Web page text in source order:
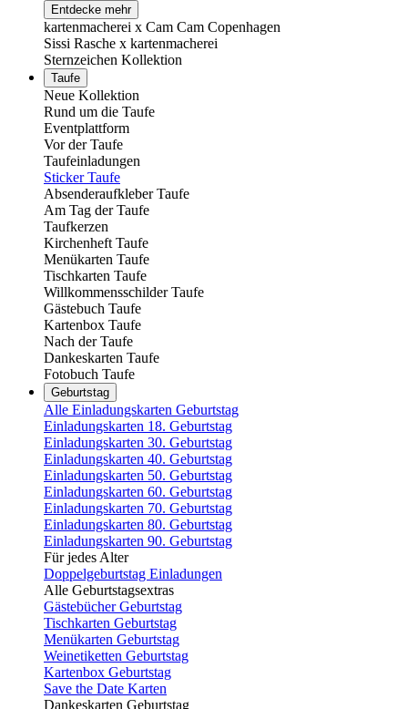
Entdecke mehr
kartenmacherei x Cam Cam Copenhagen
Sissi Rasche x kartenmacherei
Sternzeichen Kollektion
Taufe
Neue Kollektion
Rund um die Taufe
Eventplattform
Vor der Taufe
Taufeinladungen
Sticker Taufe
Absenderaufkleber Taufe
Am Tag der Taufe
Taufkerzen
Kirchenheft Taufe
Menükarten Taufe
Tischkarten Taufe
Willkommensschilder Taufe
Gästebuch Taufe
Kartenbox Taufe
Nach der Taufe
Dankeskarten Taufe
Fotobuch Taufe
Geburtstag
Alle Einladungskarten Geburtstag
Einladungskarten 18. Geburtstag
Einladungskarten 30. Geburtstag
Einladungskarten 40. Geburtstag
Einladungskarten 50. Geburtstag
Einladungskarten 60. Geburtstag
Einladungskarten 70. Geburtstag
Einladungskarten 80. Geburtstag
Einladungskarten 90. Geburtstag
Für jedes Alter
Doppelgeburtstag Einladungen
Alle Geburtstagsextras
Gästebücher Geburtstag
Tischkarten Geburtstag
Menükarten Geburtstag
Weinetiketten Geburtstag
Kartenbox Geburtstag
Save the Date Karten
Dankeskarten Geburtstag